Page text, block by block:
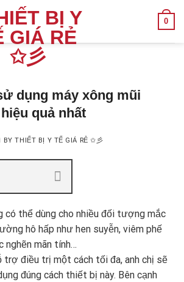
0
dụng máy xông mũi
quả nhất
BYTHIẾT BỊ Y TẾ GIÁ RẺ ✩彡
có thể dùng cho nhiều đối tượng mắc
hô hấp như hen suyễn, viêm phế
nghẽn mãn tính…
trợ điều trị một cách tối đa, anh chị sẽ
đúng cách thiết bị này. Bên cạnh